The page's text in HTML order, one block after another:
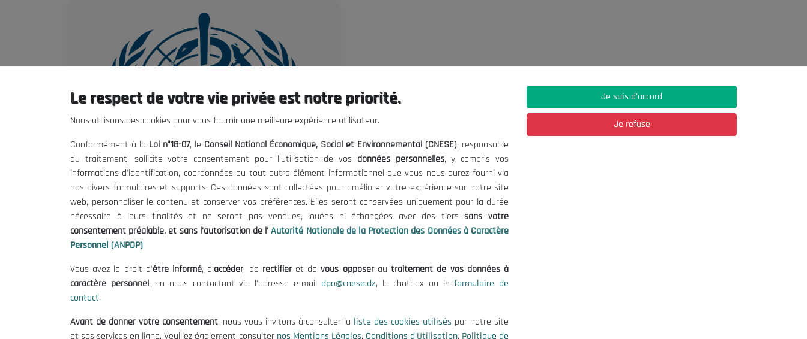
Précédent Suivant
Le CNESE
Le président
Informations utiles
Appels d'offres et Consultations
Mentions Légales
Nous Contacter
contact@cnese.dz
Le respect de votre vie privée est notre priorité.
Nous utilisons des cookies pour vous fournir une meilleure expérience utilisateur.
Conformément à la Loi n°18-07, le Conseil National Économique, Social et Environnemental (CNESE), responsable
du traitement, sollicite votre consentement pour l'utilisation de vos données personnelles, y compris vos
informations d'identification, coordonnées ou tout autre élément informationnel que vous nous aurez fourni via
nos divers formulaires et supports. Ces données sont collectées pour améliorer votre expérience sur notre site
web, personnaliser le contenu et conserver vos préférences. Elles seront conservées uniquement pour la durée
nécessaire à leurs finalités et ne seront pas vendues, louées ni échangées avec des tierssans votre
consentement préalable, et sans l'autorisation de l' Autorité Nationale de la Protection des Données à Caractère
Personnel (ANPDP)
Vous avez le droit d'être informé, d'accéder, de rectifieret devous opposerautraitement de vos données à
caractère personnel, en nous contactant via l'adresse e-mail dpo@cnese.dz, la chatbox ou leformulaire de
contact.
Avant de donner votre consentement, nous vous invitons à consulter la liste des cookies utilisés par notre site
et ses services en ligne. Veuillez également consulter nos Mentions Légales, Conditions d'Utilisation, Politique de
Je suis d'accord
Je refuse